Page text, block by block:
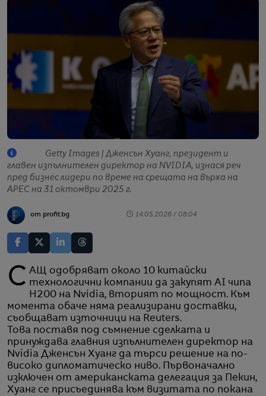
Getty Images | Дженсън Хуанг, президент и
главен изпълнителен директор на NVIDIA, изнася реч
пред бизнес лидери по време на срещата на върха на
APEC на 31 октомври 2025 г.
от profit.bg 14.05.2026 / 08:04
САЩ одобряват около 10 китайски технологични компании да закупят AI чипа
H200 на Nvidia, вторият по мощност. Към
момента обаче няма реализирани доставки,
съобщават източници на Reuters.
Това поставя под съмнение сделката и
принуждава главния изпълнителен директор на
Nvidia Дженсън Хуанг да търси решение на по-
високо дипломатическо ниво. Първоначално
изключен от американската делегация за Пекин,
Хуанг се присъединява към визитата по покана